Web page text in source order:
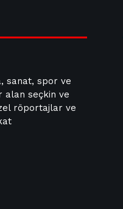
sanat, spor ve
alan seçkin ve
röportajlar ve